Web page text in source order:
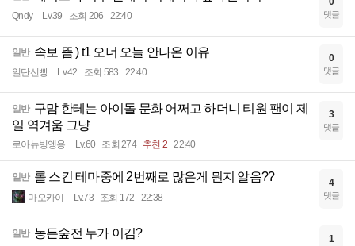
Qndy Lv.39 조회 206 22:40 댓글
일반 속보 뜸 ) t1 오너 오늘 안나온 이유
일단선빵 Lv.42 조회 583 22:40
0
댓글
일반 구맘 한테는 아이돌 문화 어쩌고 하더니 티원 팬이 제
일 역겨움 그냥
로아뉴빙엥용 Lv.60 조회 274 추천 2 22:40
3
댓글
일반 롤 스킨 테마중에 2번째로 많은게 뭔지 알음??
마오카이 Lv.73 조회 172 22:38
4
댓글
일반 농든숲전 누가 이김? 1